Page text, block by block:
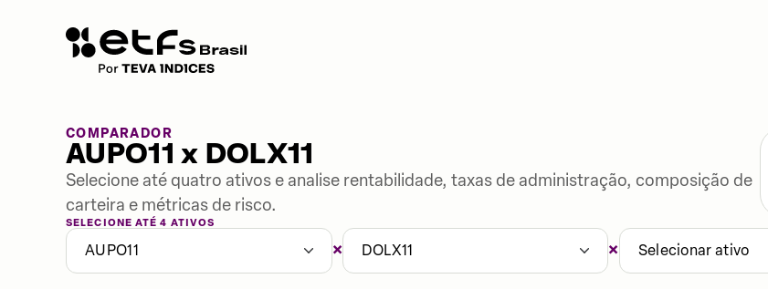
COMPARADOR
AUPO11 x DOLX11
Selecione até quatro ativos e analise rentabilidade, taxas de administração, composição de
carteira e métricas de risco.
SELECIONE ATÉ 4 ATIVOS
AUPO11 × DOLX11 × Selecionar ativo